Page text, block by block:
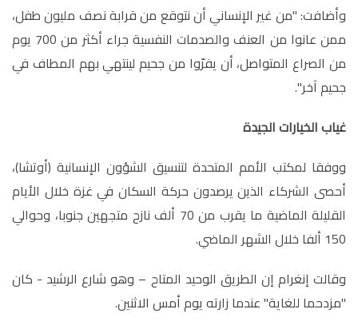
وأضافت: "من غير الإنساني أن نتوقع من قرابة نصف مليون طفل،
ممن عانوا من العنف والصدمات النفسية جراء أكثر من 700 يوم
من الصراع المتواصل، أن يفرّوا من جحيم لينتهي بهم المطاف في
جحيم آخر"
.
غياب الخيارات الجيدة
ووفقا لمكتب الأمم المتحدة لتنسيق الشؤون الإنسانية (أوتشا)،
أحصى الشركاء الذين يرصدون حركة السكان في غزة خلال الأيام
القليلة الماضية ما يقرب من 70 ألف نازح متجهين جنوبا، وحوالي
150 ألفا خلال الشهر الماضي.
وقالت إنغرام إن الطريق الوحيد المتاح – وهو شارع الرشيد - كان
"مزدحما للغاية" عندما زارته يوم أمس الاثنين.